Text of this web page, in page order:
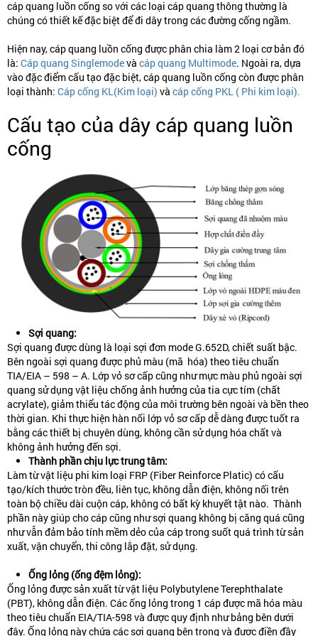
cáp quang luồn cống so với các loại cáp quang thông thường là
chúng có thiết kế đặc biệt để đi dây trong các đường cống ngầm.
Hiện nay, cáp quang luồn cống được phân chia làm 2 loại cơ bản đó
là: Cáp quang Singlemodevà cáp quang Multimode. Ngoài ra, dựa
vào đặc điểm cấu tạo đặc biệt, cáp quang luồn cống còn được phân
loại thành: Cáp cống KL(Kim loại) và cáp cống PKL ( Phi kim loại).
Cấu tạo của dây cáp quang luồn
cống
Sợi quang:
Sợi quang được dùng là loại sợi đơn mode G.652D, chiết suất bậc.
Bên ngoài sợi quang được phủ màu (mã hóa) theo tiêu chuẩn
TIA/EIA – 598 – A. Lớp vỏ sơ cấp cũng như mực màu phủ ngoài sợi
quang sử dụng vật liệu chống ảnh hưởng của tia cực tím (chất
acrylate), giảm thiểu tác động của môi trường bên ngoài và bền theo
thời gian. Khi thực hiện hàn nối lớp vỏ sơ cấp dễ dàng được tuốt ra
bằng các thiết bị chuyên dùng, không cần sử dụng hóa chất và
không ảnh hưởng đến sợi.
Thành phần chịu lực trung tâm:
Làm từ vật liệu phi kim loại FRP (Fiber Reinforce Platic) có cấu
tạo/kích thước tròn đều, liên tục, không dẫn điện, không nối trên
toàn bộ chiều dài cuộn cáp, không có bất kỳ khuyết tật nào. Thành
phần này giúp cho cáp cũng như sợi quang không bị căng quá cũng
như vẫn đảm bảo tính mềm dẻo của cáp trong suốt quá trình từ sản
xuất, vận chuyển, thi công lắp đặt, sử dụng.
Ống lỏng (ống đệm lỏng):
Ống lỏng được sản xuất từ vật liệu Polybutylene Terephthalate
(PBT), không dẫn điện. Các ống lỏng trong 1 cáp được mã hóa màu
theo tiêu chuẩn EIA/TIA-598 và được quy định như bảng bên dưới
đây. Ống lỏng này chứa các sợi quang bên trong và được điền đầy